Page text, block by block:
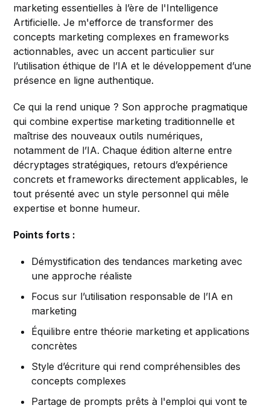
marketing essentielles à l’ère de l'Intelligence
Artificielle. Je m'efforce de transformer des
concepts marketing complexes en frameworks
actionnables, avec un accent particulier sur
l’utilisation éthique de l’IA et le développement d’une
présence en ligne authentique.
Ce qui la rend unique ? Son approche pragmatique
qui combine expertise marketing traditionnelle et
maîtrise des nouveaux outils numériques,
notamment de l’IA. Chaque édition alterne entre
décryptages stratégiques, retours d’expérience
concrets et frameworks directement applicables, le
tout présenté avec un style personnel qui mêle
expertise et bonne humeur.
Points forts :
Démystification des tendances marketing avec
une approche réaliste
Focus sur l’utilisation responsable de l’IA en
marketing
Équilibre entre théorie marketing et applications
concrètes
Style d’écriture qui rend compréhensibles des
concepts complexes
Partage de prompts prêts à l'emploi qui vont te